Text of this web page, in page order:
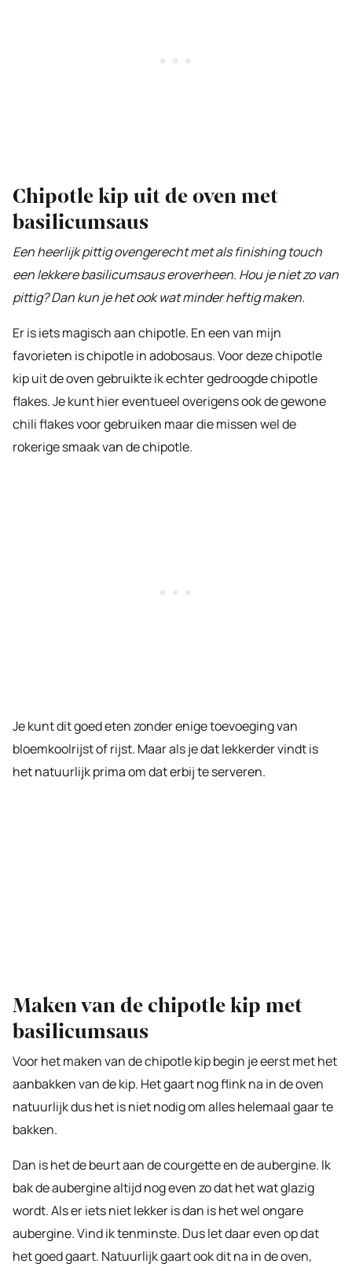
Chipotle kip uit de oven met
basilicumsaus
Een heerlijk pittig ovengerecht met als finishing touch
een lekkere basilicumsaus eroverheen. Hou je niet zo van
pittig? Dan kun je het ook wat minder heftig maken.
Er is iets magisch aan chipotle. En een van mijn
favorieten is chipotle in adobosaus. Voor deze chipotle
kip uit de oven gebruikte ik echter gedroogde chipotle
flakes. Je kunt hier eventueel overigens ook de gewone
chili flakes voor gebruiken maar die missen wel de
rokerige smaak van de chipotle.
Je kunt dit goed eten zonder enige toevoeging van
bloemkoolrijst of rijst. Maar als je dat lekkerder vindt is
het natuurlijk prima om dat erbij te serveren.
Maken van de chipotle kip met
basilicumsaus
Voor het maken van de chipotle kip begin je eerst met het
aanbakken van de kip. Het gaart nog flink na in de oven
natuurlijk dus het is niet nodig om alles helemaal gaar te
bakken.
Dan is het de beurt aan de courgette en de aubergine. Ik
bak de aubergine altijd nog even zo dat het wat glazig
wordt. Als er iets niet lekker is dan is het wel ongare
aubergine. Vind ik tenminste. Dus let daar even op dat
het goed gaart. Natuurlijk gaart ook dit na in de oven,